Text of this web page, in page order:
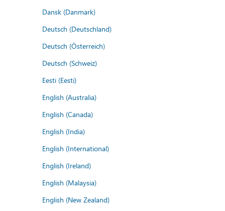
Dansk (Danmark)
Deutsch (Deutschland)
Deutsch (Österreich)
Deutsch (Schweiz)
Eesti (Eesti)
English (Australia)
English (Canada)
English (India)
English (International)
English (Ireland)
English (Malaysia)
English (New Zealand)